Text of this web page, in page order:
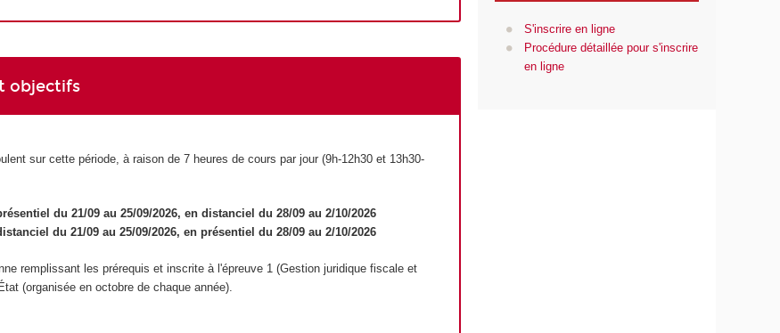
objectifs
sur cette période, à raison de 7 heures de cours par jour (9h-12h30 et 13h30-
du 21/09 au 25/09/2026, en distanciel du 28/09 au 2/10/2026
du 21/09 au 25/09/2026, en présentiel du 28/09 au 2/10/2026
remplissant les prérequis et inscrite à l'épreuve 1 (Gestion juridique fiscale et
(organisée en octobre de chaque année).
S'inscrire en ligne
Procédure détaillée pour s'inscrire
en ligne